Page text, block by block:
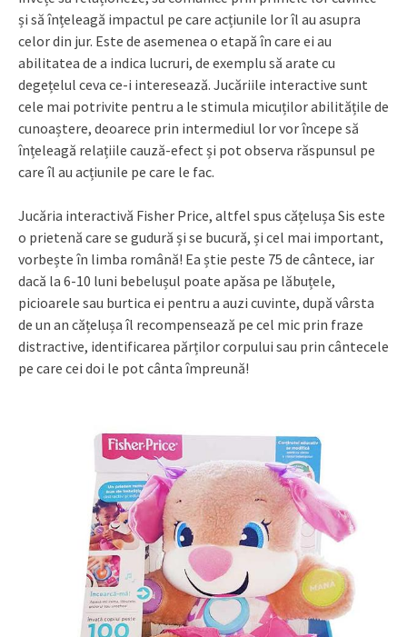
și să înțeleagă impactul pe care acțiunile lor îl au asupra
celor din jur. Este de asemenea o etapă în care ei au
abilitatea de a indica lucruri, de exemplu să arate cu
degețelul ceva ce-i interesează. Jucăriile interactive sunt
cele mai potrivite pentru a le stimula micuților abilitățile de
cunoaștere, deoarece prin intermediul lor vor începe să
înțeleagă relațiile cauză-efect și pot observa răspunsul pe
care îl au acțiunile pe care le fac.
Jucăria interactivă Fisher Price, altfel spus cățelușa Sis este
o prietenă care se gudură și se bucură, și cel mai important,
vorbește în limba română! Ea știe peste 75 de cântece, iar
dacă la 6-10 luni bebelușul poate apăsa pe lăbuțele,
picioarele sau burtica ei pentru a auzi cuvinte, după vârsta
de un an cățelușa îl recompensează pe cel mic prin fraze
distractive, identificarea părților corpului sau prin cântecele
pe care cei doi le pot cânta împreună!